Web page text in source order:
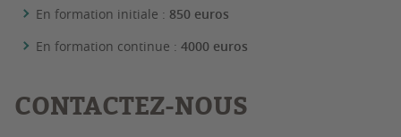
En formation initiale : 850 euros
En formation continue : 4000 euros
CONTACTEZ-NOUS